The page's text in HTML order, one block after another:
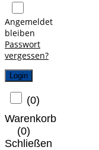
Angemeldet
bleiben
Passwort
vergessen?
Login
(0)
Warenkorb
(0)
Schließen